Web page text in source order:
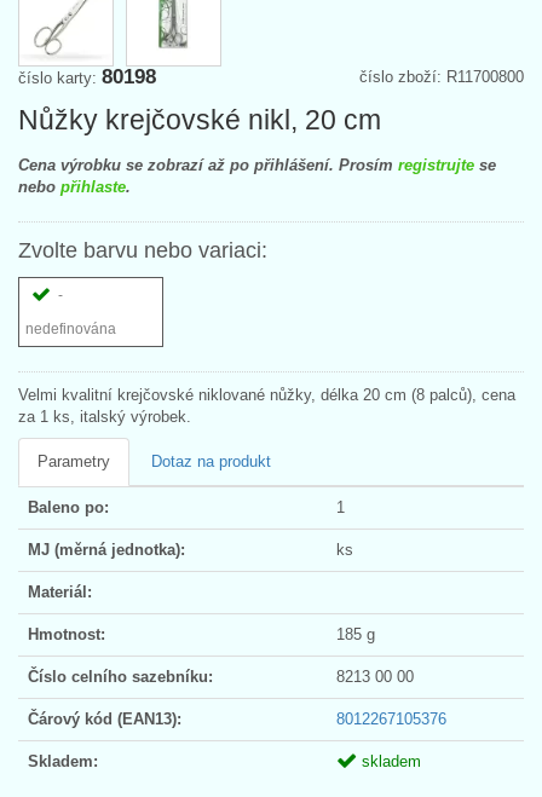
číslo zboží: R11700800
číslo karty: 80198
Nůžky krejčovské nikl, 20 cm
Cena výrobku se zobrazí až po přihlášení. Prosím registrujte se
nebo přihlaste.
Zvolte barvu nebo variaci:
-
nedefinována
Velmi kvalitní krejčovské niklované nůžky, délka 20 cm (8 palců), cena
za 1 ks, italský výrobek.
Parametry Dotaz na produkt
Baleno po: 1
MJ (měrná jednotka): ks
Materiál:
Hmotnost: 185 g
Číslo celního sazebníku: 8213 00 00
Čárový kód (EAN13): 8012267105376
Skladem: skladem